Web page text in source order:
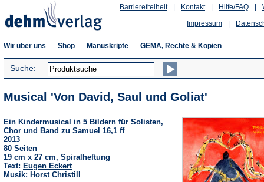
Hilfe/FAQ
Kontakt
Barrierefreiheit
Impressum
Wir über uns Shop Manuskripte GEMA, Rechte & Kopien
Suche:
Musical 'Von David, Saul und Goliat'
Ein Kindermusical in 5 Bildern für Solisten,
Chor und Band zu Samuel 16,1 ff
2013
80 Seiten
19 cm x 27 cm, Spiralheftung
Text: Eugen Eckert
Musik: Horst Christill